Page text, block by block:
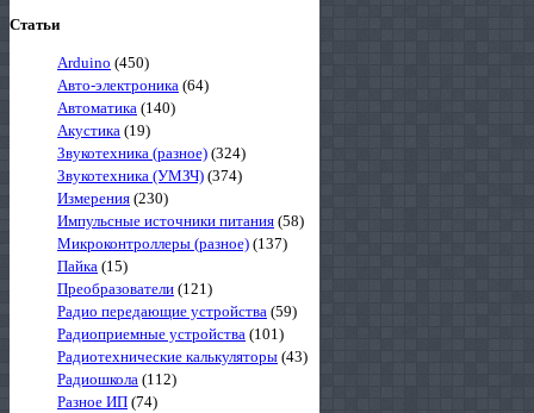
Статьи
Arduino (450)
Авто-электроника (64)
Автоматика (140)
Акустика (19)
Звукотехника (разное) (324)
Звукотехника (УМЗЧ) (374)
Измерения (230)
Импульсные источники питания (58)
Микроконтроллеры (разное) (137)
Пайка (15)
Преобразователи (121)
Радио передающие устройства (59)
Радиоприемные устройства (101)
Радиотехнические калькуляторы (43)
Радиошкола (112)
Разное ИП (74)